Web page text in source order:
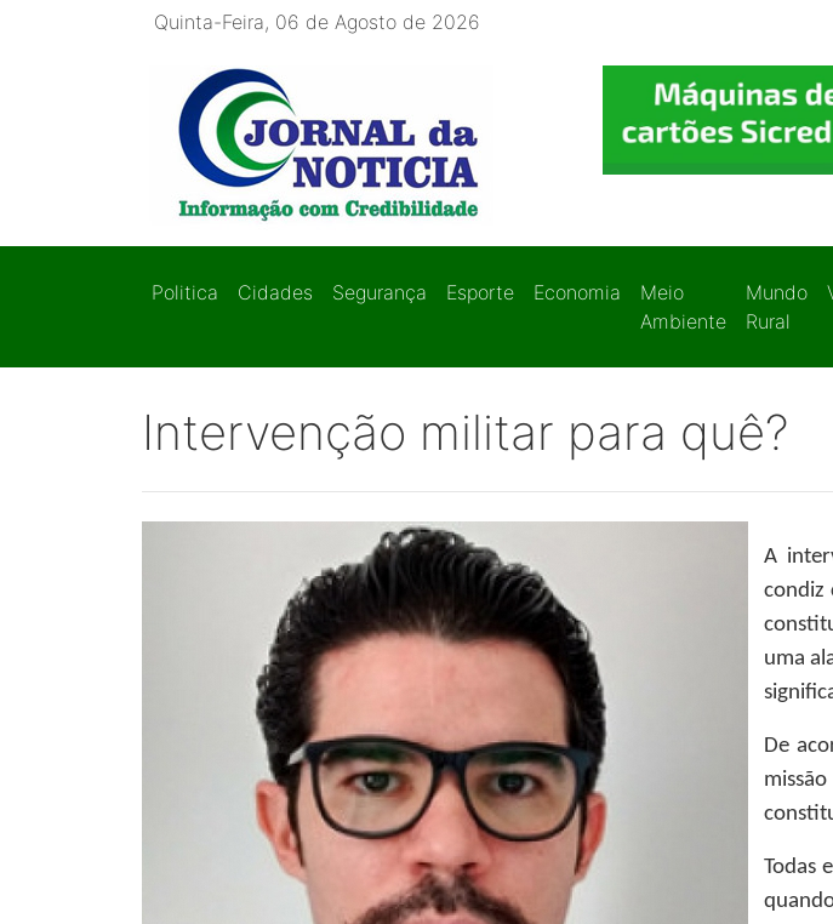
Quinta-Feira, 06 de Agosto de 2026
Politica Cidades Segurança Esporte Economia
Meio
Ambiente
Mundo
Rural
Intervenção militar para quê?
A
condiz
uma
De
Todas